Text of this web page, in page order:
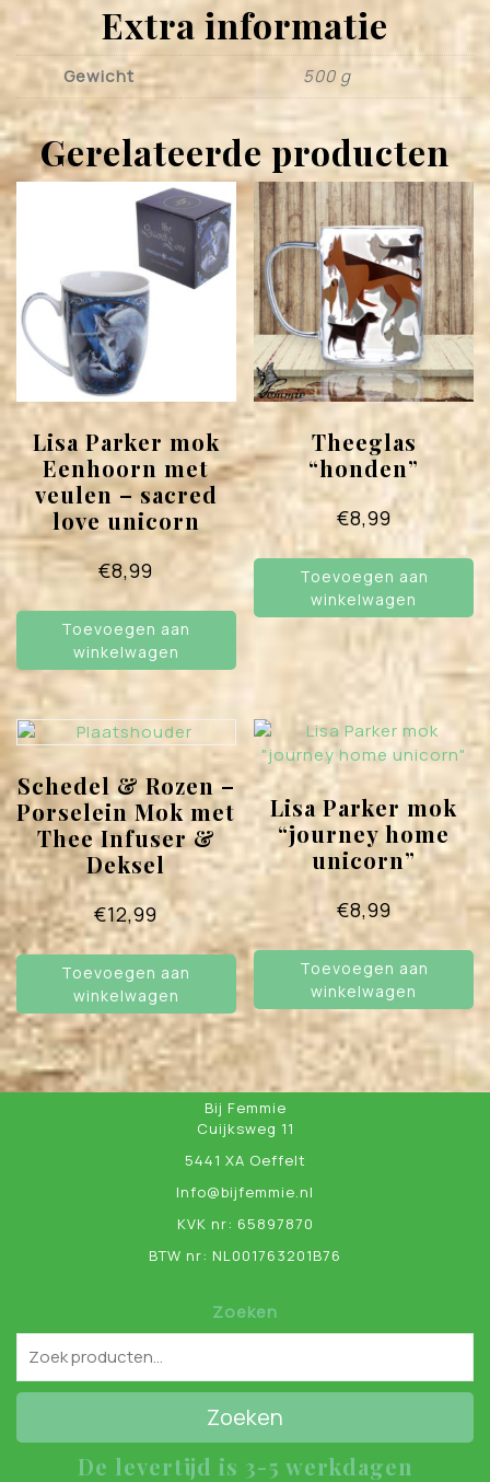
Extra informatie
Gewicht 500 g
Gerelateerde producten
Lisa Parker mok
Eenhoorn met
veulen – sacred
love unicorn
€8,99
Toevoegen aan
winkelwagen
Theeglas
“honden”
€8,99
Toevoegen aan
winkelwagen
Schedel & Rozen –
Porselein Mok met
Thee Infuser &
Deksel
€12,99
Toevoegen aan
winkelwagen
Lisa Parker mok
“journey home
unicorn”
€8,99
Toevoegen aan
winkelwagen
Bij Femmie
Cuijksweg 11
5441 XA Oeffelt
Info@bijfemmie.nl
KVK nr: 65897870
BTW nr: NL001763201B76
Zoeken
Zoeken
De levertijd is 3-5 werkdagen